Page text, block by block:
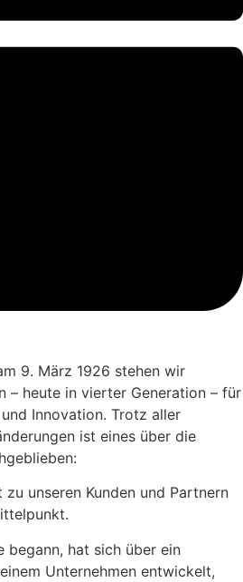
9. März 1926 stehen wir
– heute in vierter Generation – für
Innovation. Trotz aller
ist eines über die
unseren Kunden und Partnern
begann, hat sich über ein
Unternehmen entwickelt,